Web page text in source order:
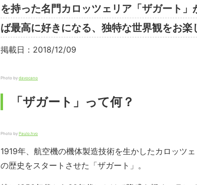
を持った名門カロッツェリア「ザガート
ば最高に好きになる、独特な世界観をお楽
掲載日：2018/12/09
Photo by davocano
「ザガート」って何？
Photo by Paulo.hvo
1919年、航空機の機体製造技術を生かしたカロッツ
の歴史をスタートさせた「ザガート」。